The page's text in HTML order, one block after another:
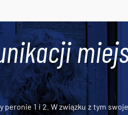
1 i 2. W związku z tym